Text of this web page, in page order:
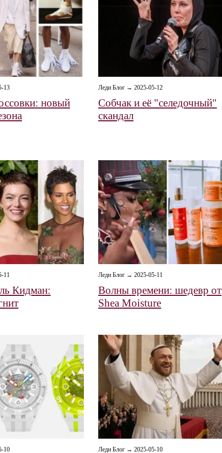
13
новый
Леди Блог → 2025-05-12
Собчак и её "селедочный"
скандал
11
Кидман:
Леди Блог → 2025-05-11
Волны времени: шедевр от
Shea Moisture
10 Леди Блог → 2025-05-10